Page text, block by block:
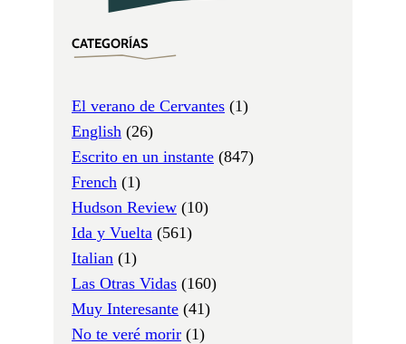
CATEGORÍAS
El verano de Cervantes (1)
English (26)
Escrito en un instante (847)
French (1)
Hudson Review (10)
Ida y Vuelta (561)
Italian (1)
Las Otras Vidas (160)
Muy Interesante (41)
No te veré morir (1)